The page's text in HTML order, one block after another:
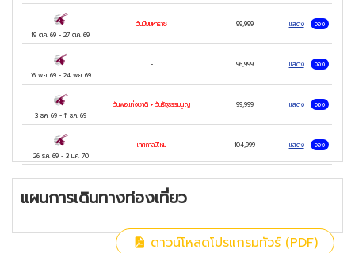
19 ต.ค. 69 -27 ต.ค. 69
วันปิยมหาราช 99,999 แสดง จอง
16 พ.ย. 69- 24 พ.ย. 69
- 96,999 แสดง จอง
3 ธ.ค. 69 -11 ธ.ค. 69
วันพ่อแห่งชาติ + วันรัฐธรรมนูญ 99,999 แสดง จอง
26 ธ.ค. 69- 3 ม.ค. 70
เทศกาลปีใหม่ 104,999 แสดง จอง
แผนการเดินทางท่องเที่ยว
ดาวน์โหลดโปรแกรมทัวร์ (PDF)